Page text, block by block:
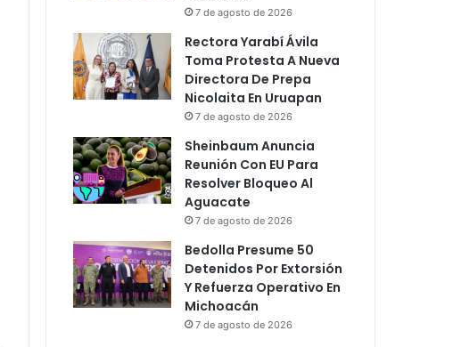
7 de agosto de 2026
Rectora Yarabí Ávila
Toma Protesta A Nueva
Directora De Prepa
Nicolaita En Uruapan
7 de agosto de 2026
Sheinbaum Anuncia
Reunión Con EU Para
Resolver Bloqueo Al
Aguacate
7 de agosto de 2026
Bedolla Presume 50
Detenidos Por Extorsión
Y Refuerza Operativo En
Michoacán
7 de agosto de 2026